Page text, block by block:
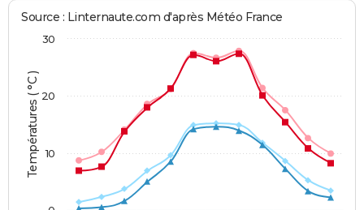
Températures ( °C )
Source : Linternaute.com d'après Météo France
10
20
30